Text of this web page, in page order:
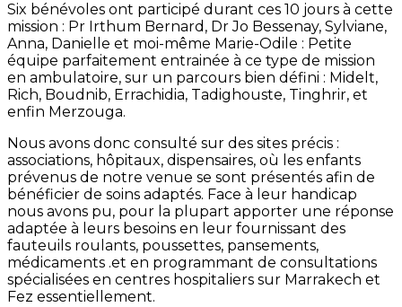
Six bénévoles ont participé durant ces 10 jours à cette
mission : Pr Irthum Bernard, Dr Jo Bessenay, Sylviane,
Anna, Danielle et moi-même Marie-Odile : Petite
équipe parfaitement entrainée à ce type de mission
en ambulatoire, sur un parcours bien défini : Midelt,
Rich, Boudnib, Errachidia, Tadighouste, Tinghrir, et
enfin Merzouga.
Nous avons donc consulté sur des sites précis :
associations, hôpitaux, dispensaires, où les enfants
prévenus de notre venue se sont présentés afin de
bénéficier de soins adaptés. Face à leur handicap
nous avons pu, pour la plupart apporter une réponse
adaptée à leurs besoins en leur fournissant des
fauteuils roulants, poussettes, pansements,
médicaments .et en programmant de consultations
spécialisées en centres hospitaliers sur Marrakech et
Fez essentiellement.